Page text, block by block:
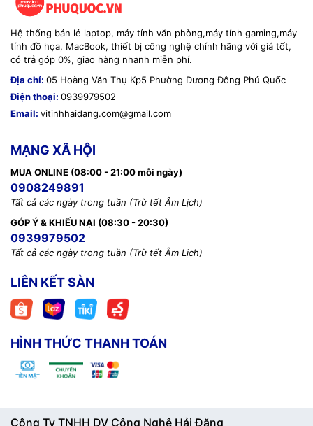
📍Cơ sở 1: 121 Nguyễn Trung Trực, KP 4, P. Dương Đông,
TP. Phú Quốc, Kiên Giang
📍Cơ sở 2:05 Hoàng Văn Thụ, KP 5, P. Dương Đông, TP.
Phú Quốc, Kiên Giang
📞 Hotline:0908 249 891 – 02973 996 651
🧰Kỹ thuật:0968 900 202
🌐 Website: maytinhphuquoc.com
📧 Email:vitinhhaidang.com@gmail.com
🕗 Thời gian làm việc: 08:00 – 18:00 (Thứ Hai – Thứ Bảy,
nghỉ Chủ Nhật)
BaoTriPCVanPhong #BaoTriMayTinhDinhKy #SuaPCTanNoi
#DichVuITVanPhong #SuaPCPhuQuoc #ViTinhHaiDang
Hệ thống bán lẻ laptop, máy tính văn phòng,máy tính gaming,máy
tính đồ họa, MacBook, thiết bị công nghệ chính hãng với giá tốt,
có trả góp 0%, giao hàng nhanh miễn phí.
Địa chỉ: 05 Hoàng Văn Thụ Kp5 Phường Dương Đông Phú Quốc
Điện thoại: 0939979502
Email: vitinhhaidang.com@gmail.com
MẠNG XÃ HỘI
MUA ONLINE (08:00 - 21:00 mỗi ngày)
0908249891
Tất cả các ngày trong tuần (Trừ tết Âm Lịch)
GÓP Ý & KHIẾU NẠI (08:30 - 20:30)
0939979502
Tất cả các ngày trong tuần (Trừ tết Âm Lịch)
LIÊN KẾT SÀN
HÌNH THỨC THANH TOÁN
Công Ty TNHH DV Công Nghệ Hải Đăng